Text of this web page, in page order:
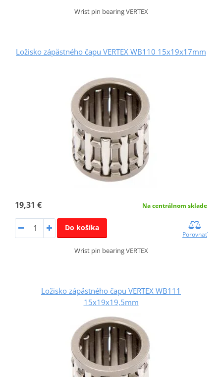
Wrist pin bearing VERTEX
Ložisko zápästného čapu VERTEX WB110 15x19x17mm
19,31 € Na centrálnom sklade
Do košíka
Porovnať
Wrist pin bearing VERTEX
Ložisko zápästného čapu VERTEX WB111
15x19x19,5mm